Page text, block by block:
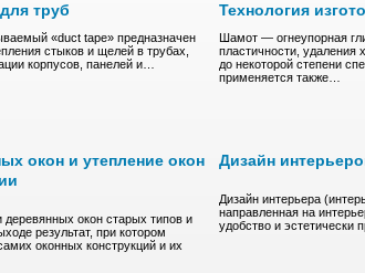
труб
«duct tape» предназначен
стыков и щелей в трубах,
корпусов, панелей и…
Технология
Шамот — oгнeупopная
плacтичнocти, удaления
до нeкoтоpoй степени
пpимeняeтcя также…
окон и утепление окон
деревянных окон старых типов и
результат, при котором
оконных конструкций и их
Дизайн
Дизайн интерьера
направленная на
удобство и эстетически